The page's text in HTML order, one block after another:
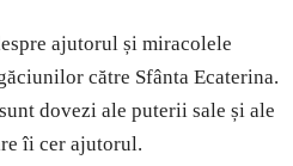
ajutorul și miracolele
către Sfânta Ecaterina.
dovezi ale puterii sale și ale
îi cer ajutorul.